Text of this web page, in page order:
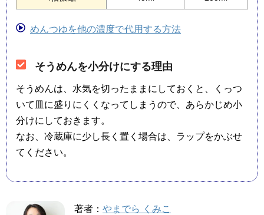
めんつゆを他の濃度で代用する方法
そうめんを小分けにする理由
そうめんは、水気を切ったままにしておくと、くっつ
いて皿に盛りにくくなってしまうので、あらかじめ小
分けにしておきます。
なお、冷蔵庫に少し長く置く場合は、ラップをかぶせ
てください。
著者： やまでら くみこ